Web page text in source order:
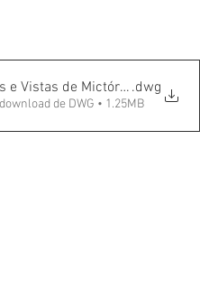
e Vistas de Mictórios.dwg
de DWG • 1.25MB